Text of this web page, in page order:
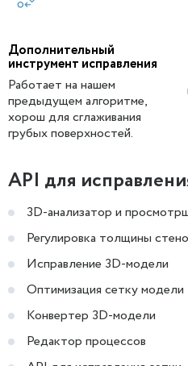
Дополнительный
инструмент исправления
Работает на нашем
предыдущем алгоритме,
хорош для сглаживания
грубых поверхностей.
API для
3D-анализатор и
Регулировка толщины
Исправление 3D-модели
Оптимизация сетку модели
Конвертер 3D-модели
Редактор процессов